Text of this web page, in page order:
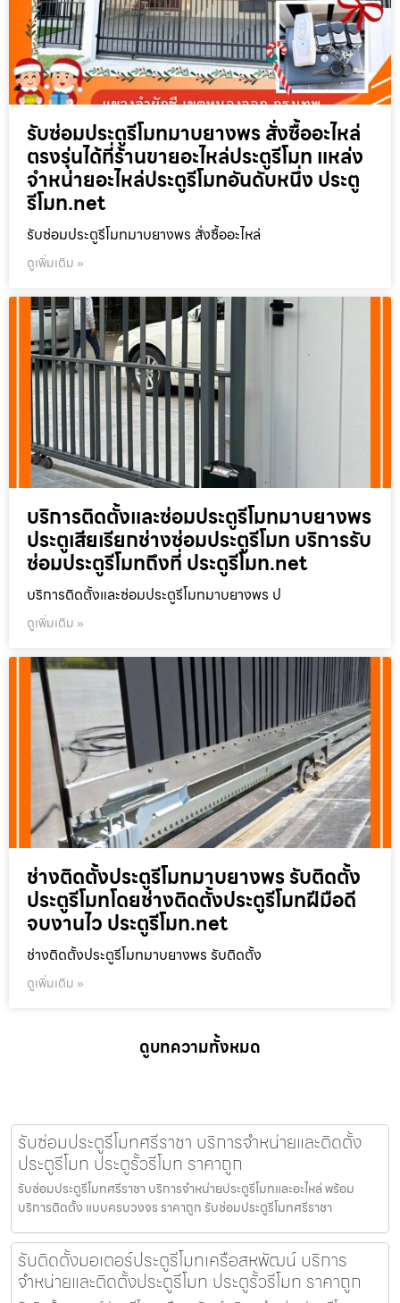
รับซ่อมประตูรีโมทมาบยางพร สั่งซื้ออะไหล่
ตรงรุ่นได้ที่ร้านขายอะไหล่ประตูรีโมท แหล่ง
จำหน่ายอะไหล่ประตูรีโมทอันดับหนึ่ง ประตู
รีโมท.net
รับซ่อมประตูรีโมทมาบยางพร สั่งซื้ออะไหล่
ดูเพิ่มเติม »
บริการติดตั้งและซ่อมประตูรีโมทมาบยางพร
ประตูเสียเรียกช่างซ่อมประตูรีโมท บริการรับ
ซ่อมประตูรีโมทถึงที่ ประตูรีโมท.net
บริการติดตั้งและซ่อมประตูรีโมทมาบยางพร ป
ดูเพิ่มเติม »
ช่างติดตั้งประตูรีโมทมาบยางพร รับติดตั้ง
ประตูรีโมทโดยช่างติดตั้งประตูรีโมทฝีมือดี
จบงานไว ประตูรีโมท.net
ช่างติดตั้งประตูรีโมทมาบยางพร รับติดตั้ง
ดูเพิ่มเติม »
ดูบทความทั้งหมด
รับซ่อมประตูรีโมทศรีราชา บริการจำหน่ายและติดตั้ง
ประตูรีโมท ประตูรั้วรีโมท ราคาถูก
รับซ่อมประตูรีโมทศรีราชา บริการจำหน่ายประตูรีโมทและอะไหล่ พร้อม
บริการติดตั้ง แบบครบวงจร ราคาถูก รับซ่อมประตูรีโมทศรีราชา
รับติดตั้งมอเตอร์ประตูรีโมทเครือสหพัฒน์ บริการ
จำหน่ายและติดตั้งประตูรีโมท ประตูรั้วรีโมท ราคาถูก